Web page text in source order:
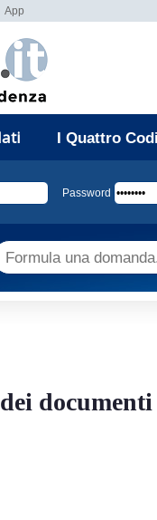
App
I Quattro
Password